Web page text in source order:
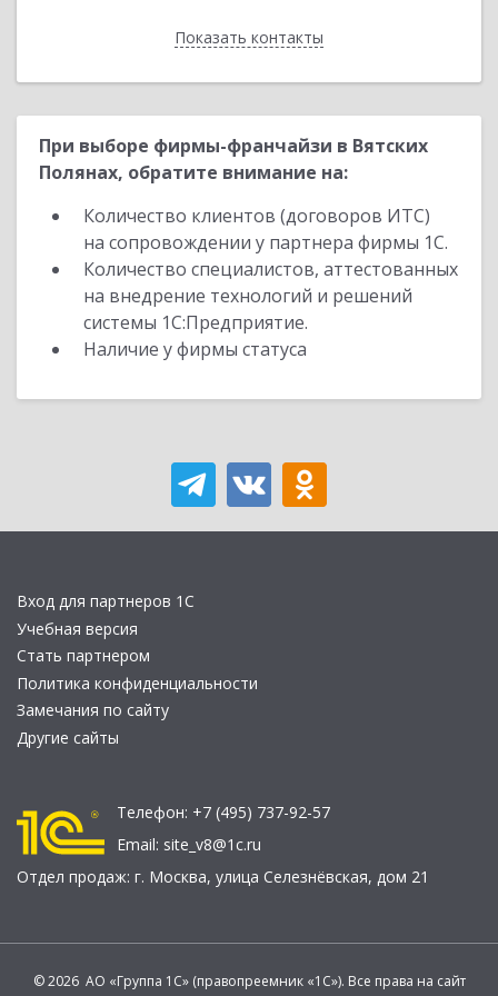
Показать контакты
Назад
При выборе фирмы-франчайзи в Вятских
Полянах, обратите внимание на:
Количество клиентов (договоров ИТС)
на сопровождении у партнера фирмы 1С.
Количество специалистов, аттестованных
на внедрение технологий и решений
системы 1С:Предприятие.
Наличие у фирмы статуса
Вход для партнеров 1С
Учебная версия
Стать партнером
Политика конфиденциальности
Замечания по сайту
Другие сайты
Телефон: +7 (495) 737-92-57
Email: site_v8@1c.ru
Отдел продаж: г. Москва, улица Селезнёвская, дом 21
© 2026 АО «Группа 1С» (правопреемник «1С»). Все права на сайт